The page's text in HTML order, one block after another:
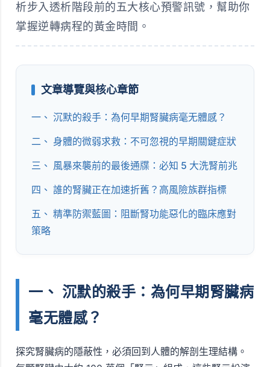
析步入透析階段前的五大核心預警訊號，幫助你
掌握逆轉病程的黃金時間。
文章導覽與核心章節
一、 沉默的殺手：為何早期腎臟病毫无體感？
二、 身體的微弱求救：不可忽視的早期關鍵症狀
三、 風暴來襲前的最後通牒：必知 5 大洗腎前兆
四、 誰的腎臟正在加速折舊？高風險族群指標
五、 精準防禦藍圖：阻斷腎功能惡化的臨床應對
策略
一、 沉默的殺手：為何早期腎臟病
毫无體感？
探究腎臟病的隱蔽性，必須回到人體的解剖生理結構。